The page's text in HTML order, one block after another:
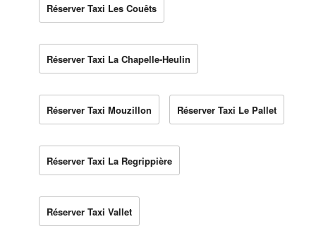
Réserver Taxi Les Couêts
Réserver Taxi La Chapelle-Heulin
Réserver Taxi Mouzillon Réserver Taxi Le Pallet
Réserver Taxi La Regrippière
Réserver Taxi Vallet